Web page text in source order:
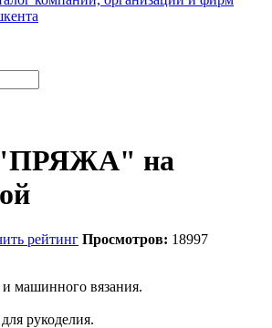
"ПРЯЖА" на
Просмотров: 18997
машинного вязания.
рукоделия.